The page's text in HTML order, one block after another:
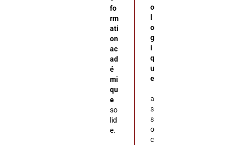
fo
rm
ati
on
ac
ad
é
mi
qu
e
so
lid
e.
o
o
g
i
q
u
e
a
s
s
o
c